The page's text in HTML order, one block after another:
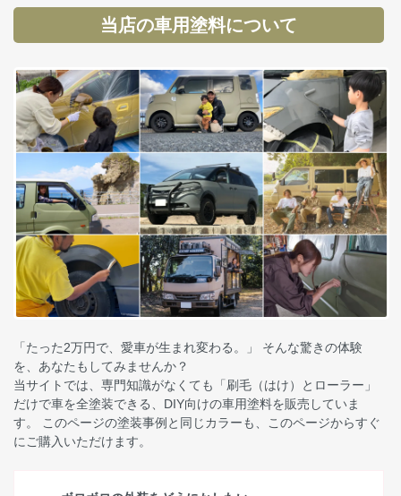
当店の車用塗料について
「たった2万円で、愛車が生まれ変わる。」 そんな驚きの体験
を、あなたもしてみませんか？
当サイトでは、専門知識がなくても「刷毛（はけ）とローラー」
だけで車を全塗装できる、DIY向けの車用塗料を販売していま
す。 このページの塗装事例と同じカラーも、このページからすぐ
にご購入いただけます。